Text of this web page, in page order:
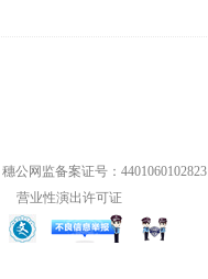
穗公网监备案证号：4401060102823
营业性演出许可证